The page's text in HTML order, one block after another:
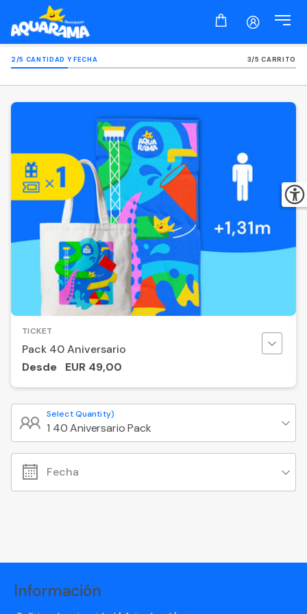
2/5 CANTIDAD Y FECHA 3/5 CARRITO
TICKET
Pack 40 Aniversario
Desde
EUR 49,00
Select Quantity)
1 40 Aniversario Pack
Fecha
Información